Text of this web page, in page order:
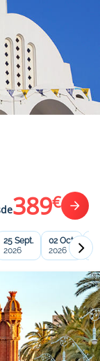
389€
25 Sept.
2026
02 Oct.
2026